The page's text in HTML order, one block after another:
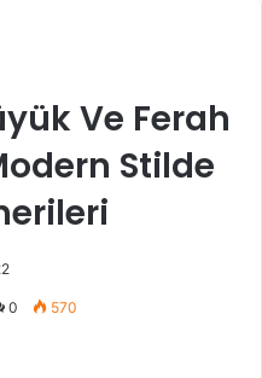
Ve Ferah
Stilde
0 570